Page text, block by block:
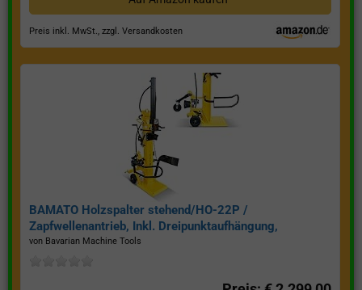
Preis inkl. MwSt., zzgl. Versandkosten
BAMATO Holzspalter stehend/HO-22P /
Zapfwellenantrieb, Inkl. Dreipunktaufhängung,
Spaltkraft 22 Tonnen*
von Bavarian Machine Tools